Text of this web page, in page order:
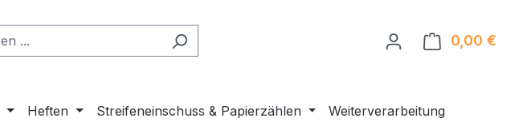
0,00 €
Heften Streifeneinschuss & Papierzählen
Weiterverarbeitung